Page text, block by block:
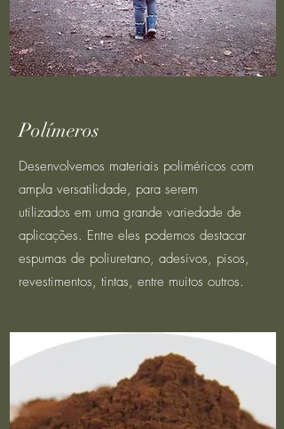
Polímeros
Desenvolvemos materiais poliméricos com
ampla versatilidade, para serem
utilizados em uma grande variedade de
aplicações. Entre eles podemos destacar
espumas de poliuretano, adesivos, pisos,
revestimentos, tintas, entre muitos outros.